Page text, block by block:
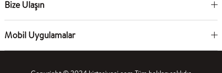
Bize Ulaşın
Mobil Uygulamalar